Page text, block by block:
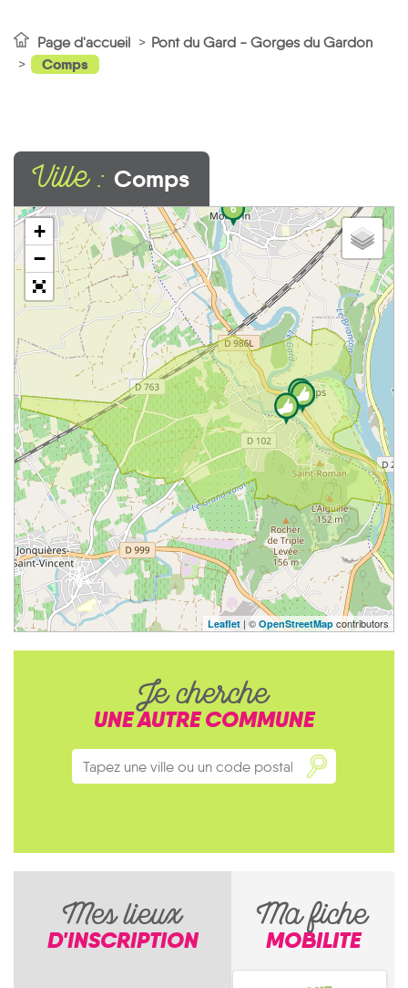
Page d'accueil Pont du Gard - Gorges du Gardon
Comps
Ville : Comps
6
+
−
Leaflet | © OpenStreetMap contributors
Je cherche
UNE AUTRE COMMUNE
Mes lieux
D'INSCRIPTION Ma fiche
MOBILITE